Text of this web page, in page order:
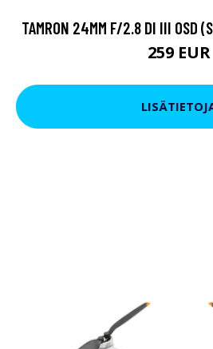
TAMRON 24MM F/2.8 DI III OSD
259 EUR